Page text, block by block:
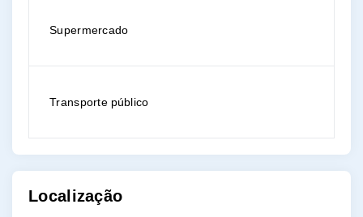
Supermercado
Transporte público
Localização